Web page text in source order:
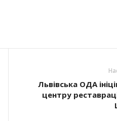
Львівська ОДА
центру